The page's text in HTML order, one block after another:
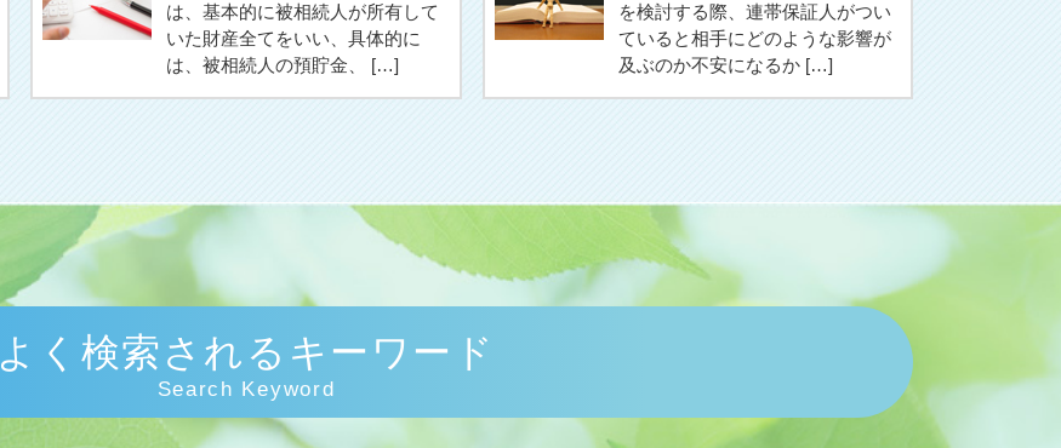
は、基本的に被相続人が所有して
いた財産全てをいい、具体的に
は、被相続人の預貯金、 […]
を検討する際、連帯保証人がつい
ていると相手にどのような影響が
及ぶのか不安になるか […]
よく検索されるキーワード
Search Keyword